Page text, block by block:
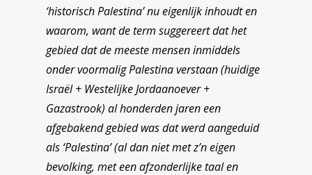
‘historisch Palestina’ nu eigenlijk inhoudt en
waarom, want de term suggereert dat het
gebied dat de meeste mensen inmiddels
onder voormalig Palestina verstaan (huidige
Israël + Westelijke Jordaanoever +
Gazastrook) al honderden jaren een
afgebakend gebied was dat werd aangeduid
als ‘Palestina’ (al dan niet met z’n eigen
bevolking, met een afzonderlijke taal en